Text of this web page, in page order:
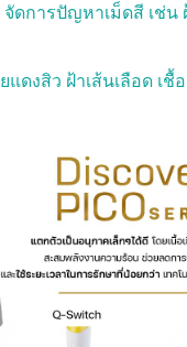
จัดการปัญหาเม็ดสี เช่น
แดงสิว ฝ้าเส้นเลือด เชื้